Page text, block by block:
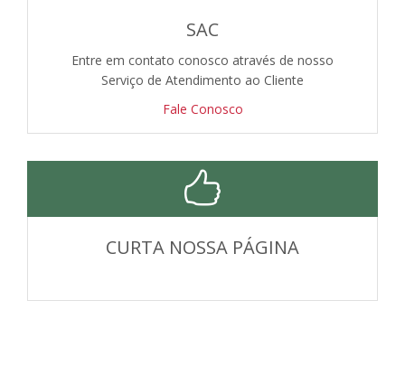
SAC
Entre em contato conosco através de nosso
Serviço de Atendimento ao Cliente
Fale Conosco
CURTA NOSSA PÁGINA